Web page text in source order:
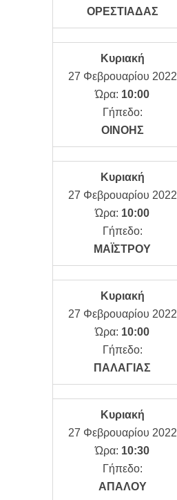
ΟΡΕΣΤΙΑΔΑΣ
Κυριακή
27 Φεβρουαρίου 2022
Ώρα: 10:00
Γήπεδο:
ΟΙΝΟΗΣ
Κυριακή
27 Φεβρουαρίου 2022
Ώρα: 10:00
Γήπεδο:
ΜΑΪΣΤΡΟΥ
Κυριακή
27 Φεβρουαρίου 2022
Ώρα: 10:00
Γήπεδο:
ΠΑΛΑΓΙΑΣ
Κυριακή
27 Φεβρουαρίου 2022
Ώρα: 10:30
Γήπεδο:
ΑΠΑΛΟΥ